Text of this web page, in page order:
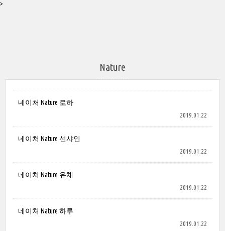
>
Nature
네이처 Nature 로하
2019.01.22
네이처 Nature 선샤인
2019.01.22
네이처 Nature 유채
2019.01.22
네이처 Nature 하루
2019.01.22